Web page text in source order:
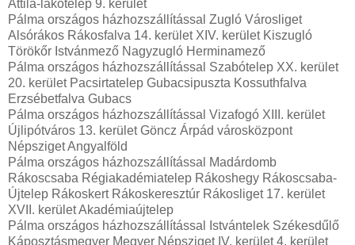
Attila-lakótelep 9. kerület
Pálma országos házhozszállítással Zugló Városliget
Alsórákos Rákosfalva 14. kerület XIV. kerület Kiszugló
Törökőr Istvánmező Nagyzugló Herminamező
Pálma országos házhozszállítással Szabótelep XX. kerület
20. kerület Pacsirtatelep Gubacsipuszta Kossuthfalva
Erzsébetfalva Gubacs
Pálma országos házhozszállítással Vizafogó XIII. kerület
Újlipótváros 13. kerület Göncz Árpád városközpont
Népsziget Angyalföld
Pálma országos házhozszállítással Madárdomb
Rákoscsaba Régiakadémiatelep Rákoshegy Rákoscsaba-
Újtelep Rákoskert Rákoskeresztúr Rákosliget 17. kerület
XVII. kerület Akadémiaújtelep
Pálma országos házhozszállítással Istvántelek Székesdűlő
Káposztásmegyer Megyer Népsziget IV. kerület 4. kerület